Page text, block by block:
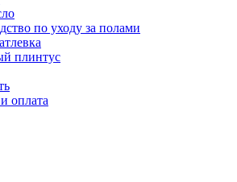
по уходу за полами
плинтус
оплата